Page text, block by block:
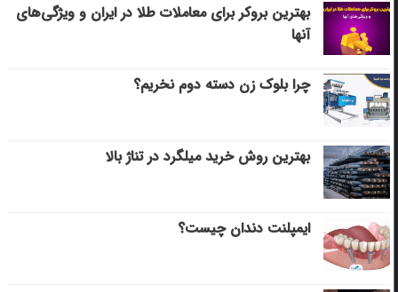
بهترین بروکر برای معاملات طلا در ایران و ویژگی‌های
آنها
چرا بلوک زن دسته دوم نخریم؟
بهترین روش خرید میلگرد در تناژ بالا
ایمپلنت دندان چیست؟